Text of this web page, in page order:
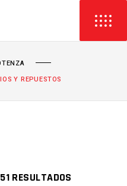
Y REPUESTOS
RESULTADOS